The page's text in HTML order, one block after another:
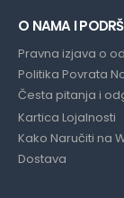
O NAMA I
Pravna izjava o
Politika Povrata
Česta pitanja i
Kartica Lojalnosti
Kako Naručiti na
Dostava